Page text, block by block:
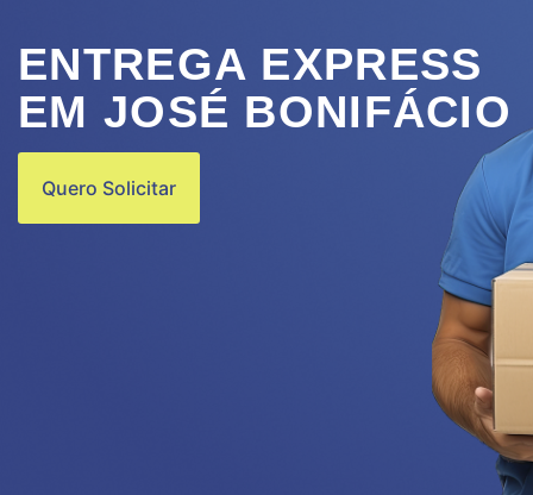
ENTREGA EXPRESS
EM JOSÉ BONIFÁCIO
Quero Solicitar